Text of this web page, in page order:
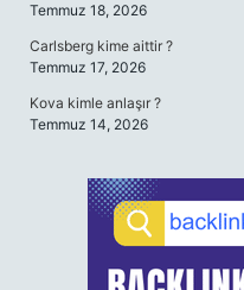
Temmuz 18, 2026
Carlsberg kime aittir ?
Temmuz 17, 2026
Kova kimle anlaşır ?
Temmuz 14, 2026